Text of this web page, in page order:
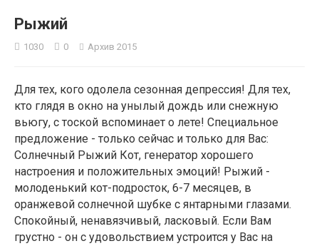
Рыжий
1030 0 Архив 2015
Для тех, кого одолела сезонная депрессия! Для тех,
кто глядя в окно на унылый дождь или снежную
вьюгу, с тоской вспоминает о лете! Специальное
предложение - только сейчас и только для Вас:
Солнечный Рыжий Кот, генератор хорошего
настроения и положительных эмоций! Рыжий -
молоденький кот-подросток, 6-7 месяцев, в
оранжевой солнечной шубке с янтарными глазами.
Спокойный, ненавязчивый, ласковый. Если Вам
грустно - он с удовольствием устроится у Вас на